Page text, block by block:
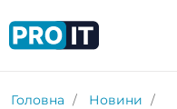
Головна
Новини